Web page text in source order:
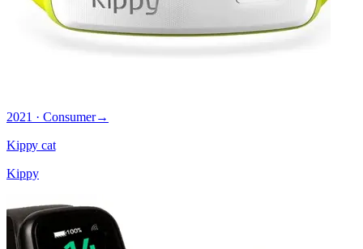
2021 · Consumer→
Kippy cat
Kippy